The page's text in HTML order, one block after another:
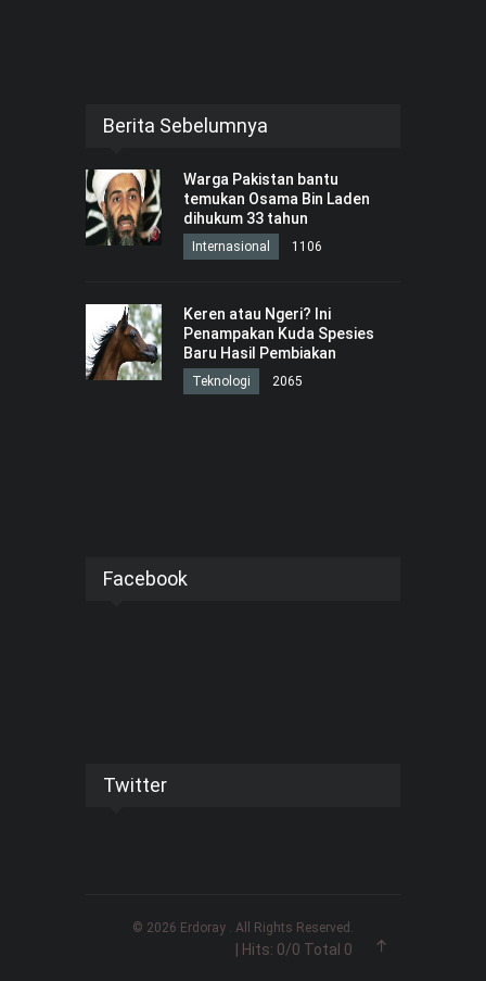
Berita Sebelumnya
Warga Pakistan bantu
temukan Osama Bin Laden
dihukum 33 tahun
Internasional 1106
Keren atau Ngeri? Ini
Penampakan Kuda Spesies
Baru Hasil Pembiakan
Teknologi 2065
Facebook
Twitter
© 2026 Erdoray . All Rights Reserved.
| Hits: 0/0 Total 0